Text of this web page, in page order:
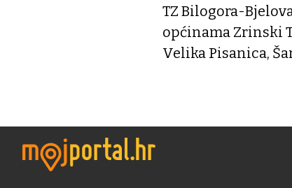
TZ Bilogora-
općinama Zrinski
Velika Pisanica,